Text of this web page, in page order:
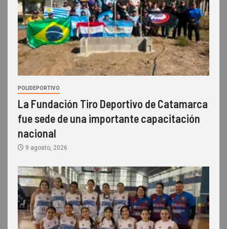
POLIDEPORTIVO
La Fundación Tiro Deportivo de Catamarca
fue sede de una importante capacitación
nacional
9 agosto, 2026